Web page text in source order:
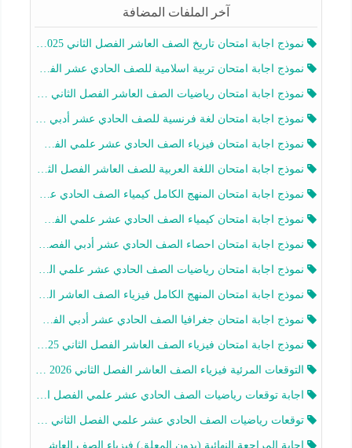
آخر الملفات المضافة
نموذج اجابة امتحان تاريخ الصف العاشر الفصل الثاني 2025-2026
نموذج اجابة امتحان تربية اسلامية للصف الحادي عشر الفصل الثاني 2025-2026
نموذج اجابة امتحان رياضيات الصف العاشر الفصل الثاني 2025-2026
نموذج اجابة امتحان لغة فرنسية للصف الحادي عشر أدبي الفصل الثاني 2025-2026
نموذج اجابة امتحان فيزياء الصف الحادي عشر علمي الفصل الثاني 2025-2026
نموذج اجابة امتحان اللغة العربية للصف العاشر الفصل الثاني 2025-2026
نموذج اجابة امتحان المنهج الكامل كيمياء الصف الحادي عشر علمي الفصل الثاني 2025-2026
نموذج اجابة امتحان كيمياء الصف الحادي عشر علمي الفصل الثاني 2025-2026
نموذج اجابة امتحان احصاء الصف الحادي عشر أدبي الفصل الثاني 2025-2026
نموذج اجابة امتحان رياضيات الصف الحادي عشر علمي الفصل الثاني 2025-2026
نموذج اجابة امتحان المنهج الكامل فيزياء الصف العاشر الفصل الثاني 2025-2026
نموذج اجابة امتحان جغرافيا الصف الحادي عشر أدبي الفصل الثاني 2025-2026
نموذج اجابة امتحان فيزياء الصف العاشر الفصل الثاني 2025-2026
التوقعات المرئية فيزياء الصف العاشر الفصل الثاني 2026 أ هيثم الليثي
اجابة توقعات رياضيات الصف الحادي عشر علمي الفصل الثاني 2025-2026 أ عمرو فايز
توقعات رياضيات الصف الحادي عشر علمي الفصل الثاني 2025-2026 أ عمرو فايز
اجابة المراجعة النهائية (بدون المعلق) فيزياء الصف العاشر الفصل الثاني أ أحمد نبيه